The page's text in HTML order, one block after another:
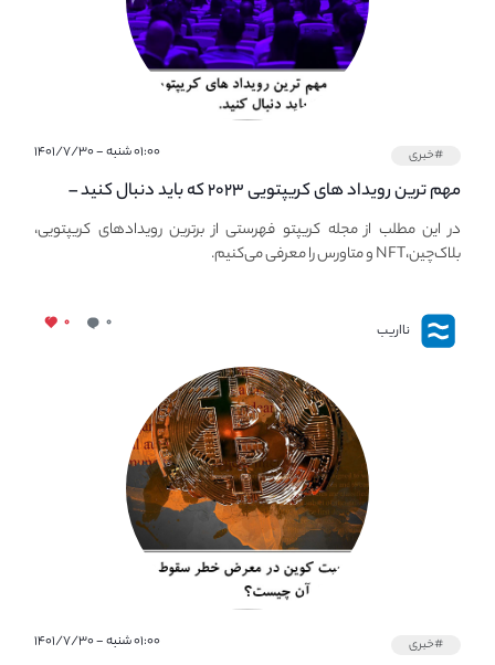
#خبری ۰۱:۰۰ شنبه - ۱۴۰۱/۷/۳۰
مهم ترین رویداد های کریپتویی ۲۰۲۳ که باید دنبال کنید –
معرفی بهترین رویداد های جهانی
در این مطلب از مجله کریپتو فهرستی از برترین رویدادهای کریپتویی،
بلاک‌چین،NFT و متاورس را معرفی می‌کنیم.
نااریب ۰ ۰
#خبری ۰۱:۰۰ شنبه - ۱۴۰۱/۷/۳۰